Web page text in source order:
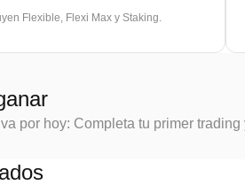
Flexible, Flexi Max y Staking.
por hoy: Completa tu primer